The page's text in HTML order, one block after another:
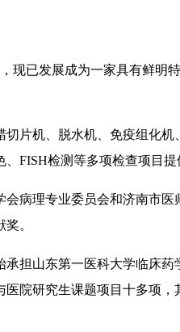
现已发展成为一家具有鲜
片机、脱水机、免疫组化
FISH检测等多项检查项目提
病理专业委员会和济南市
。
担山东第一医科大学临床
院研究生课题项目十多项